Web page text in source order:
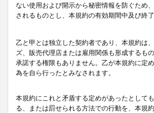
ない使用および開示から秘密情報を防ぐため
されるものとし、本規約の有効期間中及び終
乙と甲とは独立した契約者であり、本規約は
ズ、販売代理店または雇用関係も形成するも
承諾する権限もありません。乙が本規約に定
為を自ら行ったとみなされます。
本規約にこれと矛盾する定めがあったとして
る、または罰せられる方法での行動を、本規